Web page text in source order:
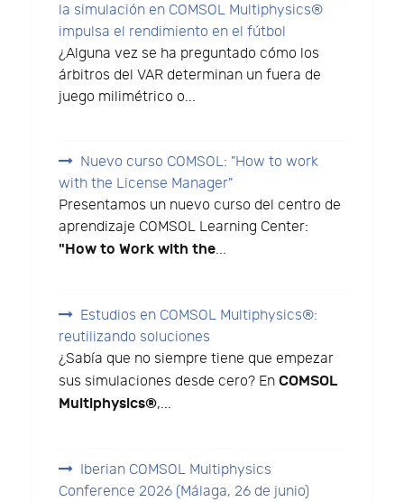
la simulación en COMSOL Multiphysics®
impulsa el rendimiento en el fútbol
¿Alguna vez se ha preguntado cómo los
árbitros del VAR determinan un fuera de
juego milimétrico o...
Nuevo curso COMSOL: "How to work
with the License Manager"
Presentamos un nuevo curso del centro de
aprendizaje COMSOL Learning Center:
"How to Work with the...
Estudios en COMSOL Multiphysics®:
reutilizando soluciones
¿Sabía que no siempre tiene que empezar
sus simulaciones desde cero? En COMSOL
Multiphysics®,...
Iberian COMSOL Multiphysics
Conference 2026 (Málaga, 26 de junio)